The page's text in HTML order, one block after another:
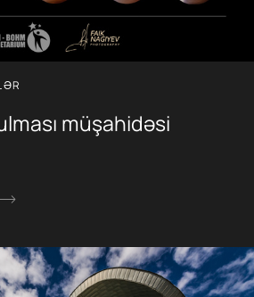
müşahidəsi